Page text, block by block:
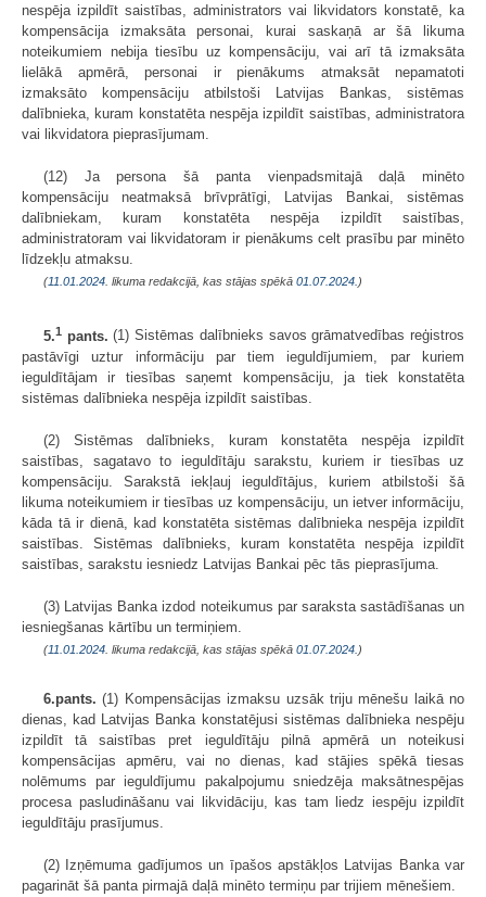
nespēja izpildīt saistības, administrators vai likvidators konstatē, ka
kompensācija izmaksāta personai, kurai saskaņā ar šā likuma
noteikumiem nebija tiesību uz kompensāciju, vai arī tā izmaksāta
lielākā apmērā, personai ir pienākums atmaksāt nepamatoti
izmaksāto kompensāciju atbilstoši Latvijas Bankas, sistēmas
dalībnieka, kuram konstatēta nespēja izpildīt saistības, administratora
vai likvidatora pieprasījumam.
(12) Ja persona šā panta vienpadsmitajā daļā minēto
kompensāciju neatmaksā brīvprātīgi, Latvijas Bankai, sistēmas
dalībniekam, kuram konstatēta nespēja izpildīt saistības,
administratoram vai likvidatoram ir pienākums celt prasību par minēto
līdzekļu atmaksu.
(11.01.2024. likuma redakcijā, kas stājas spēkā 01.07.2024.)
5.1 pants. (1) Sistēmas dalībnieks savos grāmatvedības reģistros
pastāvīgi uztur informāciju par tiem ieguldījumiem, par kuriem
ieguldītājam ir tiesības saņemt kompensāciju, ja tiek konstatēta
sistēmas dalībnieka nespēja izpildīt saistības.
(2) Sistēmas dalībnieks, kuram konstatēta nespēja izpildīt
saistības, sagatavo to ieguldītāju sarakstu, kuriem ir tiesības uz
kompensāciju. Sarakstā iekļauj ieguldītājus, kuriem atbilstoši šā
likuma noteikumiem ir tiesības uz kompensāciju, un ietver informāciju,
kāda tā ir dienā, kad konstatēta sistēmas dalībnieka nespēja izpildīt
saistības. Sistēmas dalībnieks, kuram konstatēta nespēja izpildīt
saistības, sarakstu iesniedz Latvijas Bankai pēc tās pieprasījuma.
(3) Latvijas Banka izdod noteikumus par saraksta sastādīšanas un
iesniegšanas kārtību un termiņiem.
(11.01.2024 . likuma redakcijā, kas stājas spēkā 01.07.2024. )
6.pants. (1) Kompensācijas izmaksu uzsāk triju mēnešu laikā no
dienas, kad Latvijas Banka konstatējusi sistēmas dalībnieka nespēju
izpildīt tā saistības pret ieguldītāju pilnā apmērā un noteikusi
kompensācijas apmēru, vai no dienas, kad stājies spēkā tiesas
nolēmums par ieguldījumu pakalpojumu sniedzēja maksātnespējas
procesa pasludināšanu vai likvidāciju, kas tam liedz iespēju izpildīt
ieguldītāju prasījumus.
(2) Izņēmuma gadījumos un īpašos apstākļos Latvijas Banka var
pagarināt šā panta pirmajā daļā minēto termiņu par trijiem mēnešiem.